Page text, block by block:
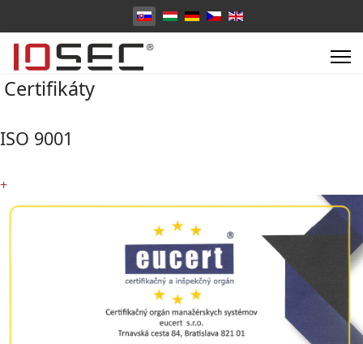
Vyberte váš jazyk
Certifikáty
ISO 9001
+